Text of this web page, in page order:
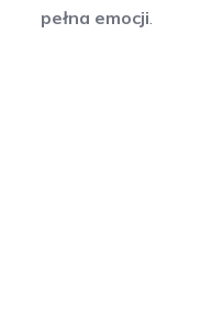
pełna emocji